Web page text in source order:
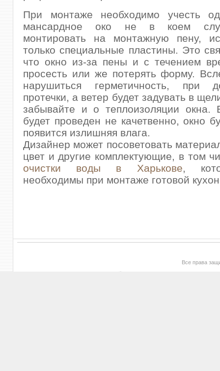
При монтаже необходимо учесть
мансардное око не в коем
монтировать на монтажную пену,
только специальные пластины. Это
что окно из-за пены и с течением
просесть или же потерять форму.
нарушиться герметичность, при
протечки, а ветер будет задувать в
забывайте и о теплоизоляции окна.
будет проведен не качетвенно, окно
появится излишняя влага.
Дизайнер может посоветовать
цвет и другие комплектующие, в том
очистки воды в Харькове,
необходимы при монтаже готовой
Все права